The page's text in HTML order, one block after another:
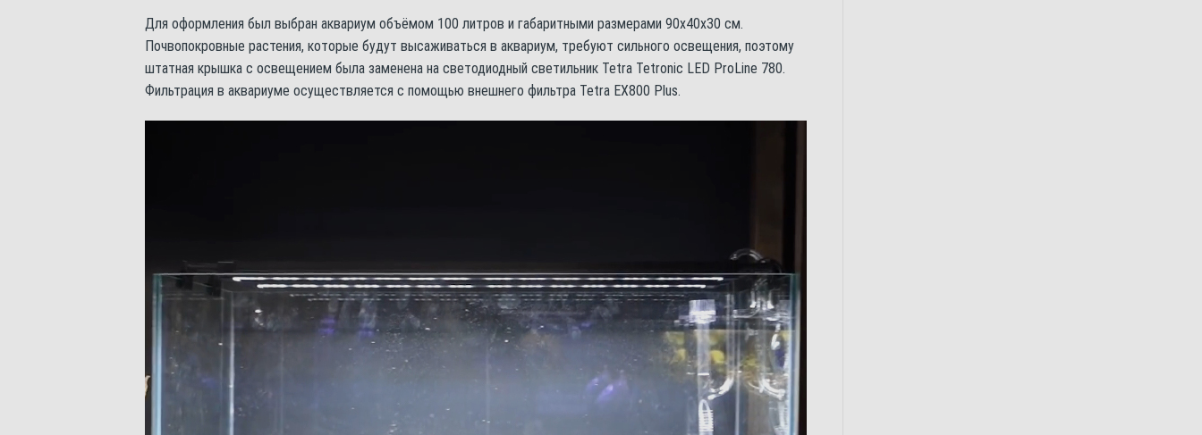
Для оформления был выбран аквариум объёмом 100 литров и габаритными размерами 90x40x30 см.
Почвопокровные растения, которые будут высаживаться в аквариум, требуют сильного освещения, поэтому
штатная крышка с освещением была заменена на светодиодный светильник Tetra Tetronic LED ProLine 780.
Фильтрация в аквариуме осуществляется с помощью внешнего фильтра Tetra EX800 Plus.